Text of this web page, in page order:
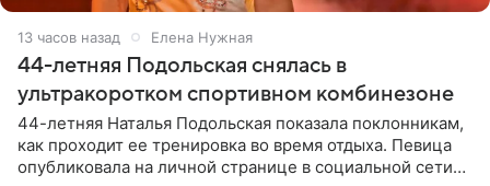
13 часов назад Елена Нужная
44-летняя Подольская снялась в
ультракоротком спортивном комбинезоне
44-летняя Наталья Подольская показала поклонникам,
как проходит ее тренировка во время отдыха. Певица
опубликовала на личной странице в социальной сети